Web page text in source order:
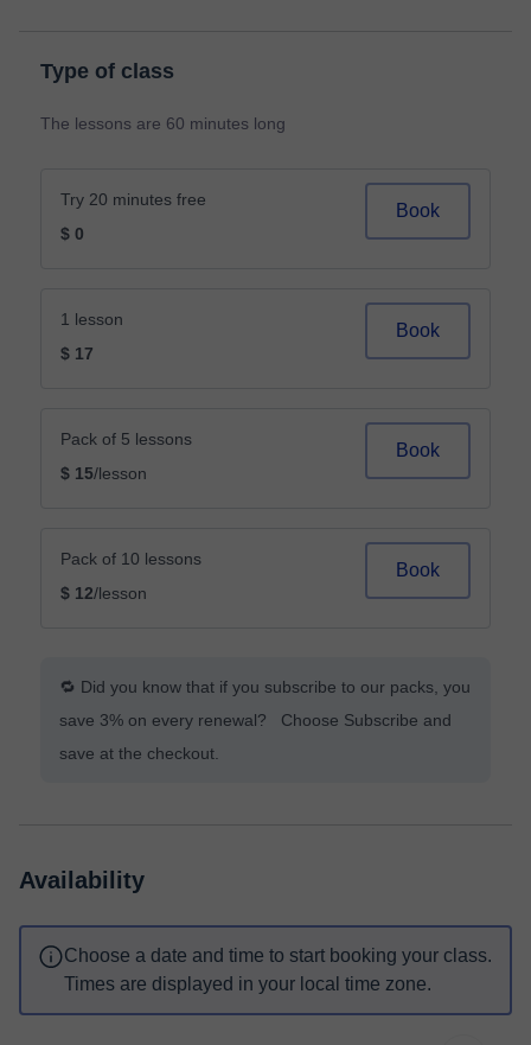
Type of class
The lessons are 60 minutes long
Try 20 minutes free
$ 0
Book
1 lesson
$ 17
Book
Pack of 5 lessons
$ 15/lesson
Book
Pack of 10 lessons
$ 12/lesson
Book
🔁 Did you know that if you subscribe to our packs, you
save 3% on every renewal? Choose Subscribe and
save at the checkout.
Availability
Choose a date and time to start booking your class.
Times are displayed in your local time zone.